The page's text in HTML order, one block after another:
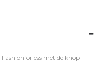
Fashionforless met de knop